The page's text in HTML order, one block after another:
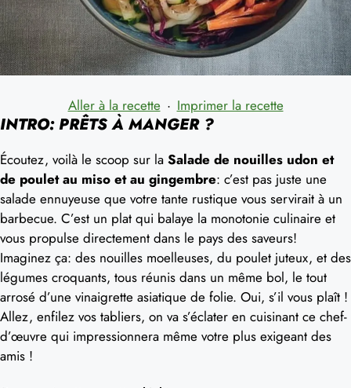
Aller à la recette · Imprimer la recette
INTRO: PRÊTS À MANGER ?
Écoutez, voilà le scoop sur la Salade de nouilles udon et
de poulet au miso et au gingembre: c’est pas juste une
salade ennuyeuse que votre tante rustique vous servirait à un
barbecue. C’est un plat qui balaye la monotonie culinaire et
vous propulse directement dans le pays des saveurs!
Imaginez ça: des nouilles moelleuses, du poulet juteux, et des
légumes croquants, tous réunis dans un même bol, le tout
arrosé d’une vinaigrette asiatique de folie. Oui, s’il vous plaît !
Allez, enfilez vos tabliers, on va s’éclater en cuisinant ce chef-
d’œuvre qui impressionnera même votre plus exigeant des
amis !